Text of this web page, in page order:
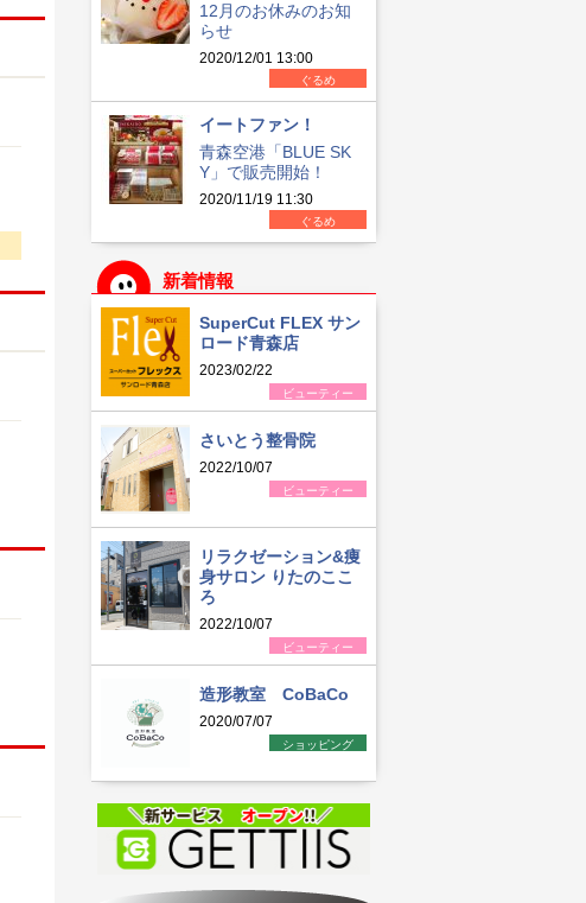
12月のお休みのお知
らせ
2020/12/01 13:00
ぐるめ
イートファン！
青森空港「BLUE SK
Y」で販売開始！
2020/11/19 11:30
ぐるめ
新着情報
SuperCut FLEX サン
ロード青森店
2023/02/22
ビューティー
さいとう整骨院
2022/10/07
ビューティー
リラクゼーション&痩
身サロン りたのここ
ろ
2022/10/07
ビューティー
造形教室 CoBaCo
2020/07/07
ショッピング